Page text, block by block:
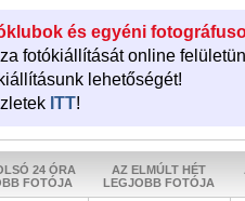
és egyéni
fotókiállítását online
lehetőségét!
ITT!
24 ÓRA
FOTÓJA
AZ ELMÚLT HÉT
LEGJOBB FOTÓJA